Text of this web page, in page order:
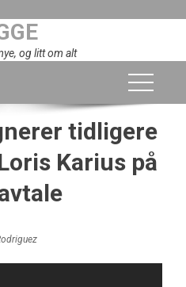
og litt om alt
tidligere
Karius på